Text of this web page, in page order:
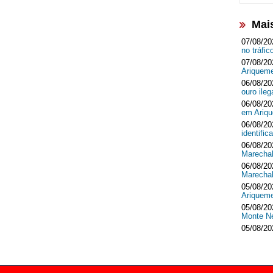
07/08/
no
07/08/
06/08/
ouro
06/08/
em
06/08/
06/08/
06/08/
05/08/
05/08/
Monte
05/08/